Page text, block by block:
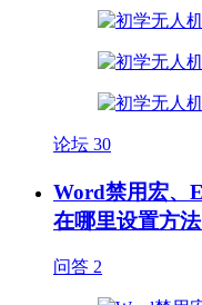
论坛 30
Word禁用宏、
在哪里设置方法
问答 2